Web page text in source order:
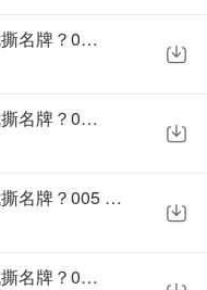
娱乐：我都SSS级了，你让我撕名牌？003 阴谋
娱乐：我都SSS级了，你让我撕名牌？004 暗算
娱乐：我都SSS级了，你让我撕名牌？005 异世重生
娱乐：我都SSS级了，你让我撕名牌？006 醒来